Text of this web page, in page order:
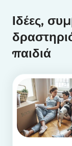
Ιδέες,
παιδιά